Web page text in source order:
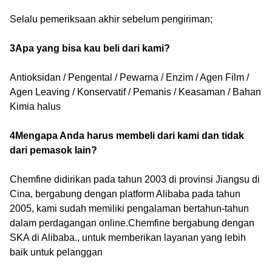
Selalu pemeriksaan akhir sebelum pengiriman;
3Apa yang bisa kau beli dari kami?
Antioksidan / Pengental / Pewarna / Enzim / Agen Film /
Agen Leaving / Konservatif / Pemanis / Keasaman / Bahan
Kimia halus
4Mengapa Anda harus membeli dari kami dan tidak
dari pemasok lain?
Chemfine didirikan pada tahun 2003 di provinsi Jiangsu di
Cina, bergabung dengan platform Alibaba pada tahun
2005, kami sudah memiliki pengalaman bertahun-tahun
dalam perdagangan online.Chemfine bergabung dengan
SKA di Alibaba., untuk memberikan layanan yang lebih
baik untuk pelanggan